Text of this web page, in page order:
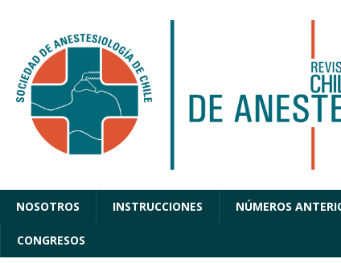
NOSOTROS INSTRUCCIONES NÚMEROS
CONGRESOS